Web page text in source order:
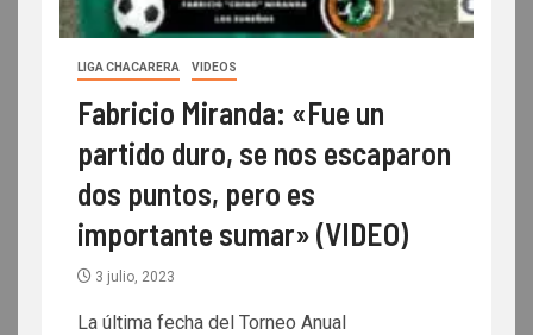
LIGA CHACARERA VIDEOS
Fabricio Miranda: «Fue un
partido duro, se nos escaparon
dos puntos, pero es
importante sumar» (VIDEO)
3 julio, 2023
La última fecha del Torneo Anual